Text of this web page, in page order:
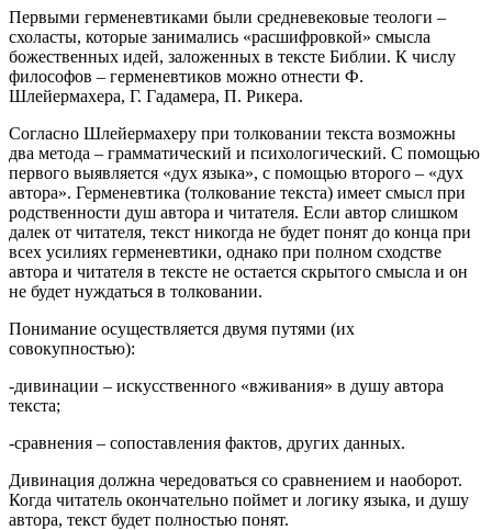
Первыми герменевтиками были средневековые теологи –
схоласты, которые занимались «расшифровкой» смысла
божественных идей, заложенных в тексте Библии. К числу
философов – герменевтиков можно отнести Ф.
Шлейермахера, Г. Гадамера, П. Рикера.
Согласно Шлейермахеру при толковании текста возможны
два метода – грамматический и психологический. С помощью
первого выявляется «дух языка», с помощью второго – «дух
автора». Герменевтика (толкование текста) имеет смысл при
родственности душ автора и читателя. Если автор слишком
далек от читателя, текст никогда не будет понят до конца при
всех усилиях герменевтики, однако при полном сходстве
автора и читателя в тексте не остается скрытого смысла и он
не будет нуждаться в толковании.
Понимание осуществляется двумя путями (их
совокупностью):
-дивинации – искусственного «вживания» в душу автора
текста;
-сравнения – сопоставления фактов, других данных.
Дивинация должна чередоваться со сравнением и наоборот.
Когда читатель окончательно поймет и логику языка, и душу
автора, текст будет полностью понят.